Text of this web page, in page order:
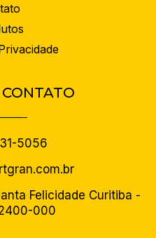
5056
Felicidade Curitiba -
000